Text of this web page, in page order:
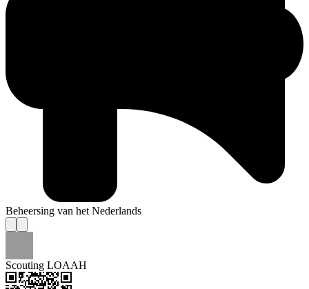
Beheersing van het Nederlands
Scouting LOAAH